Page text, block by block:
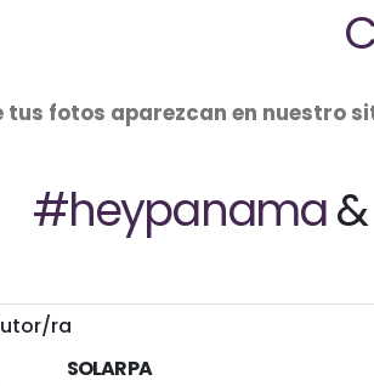
tus fotos aparezcan en nuestro
#heypanama
ra
SOLARPA